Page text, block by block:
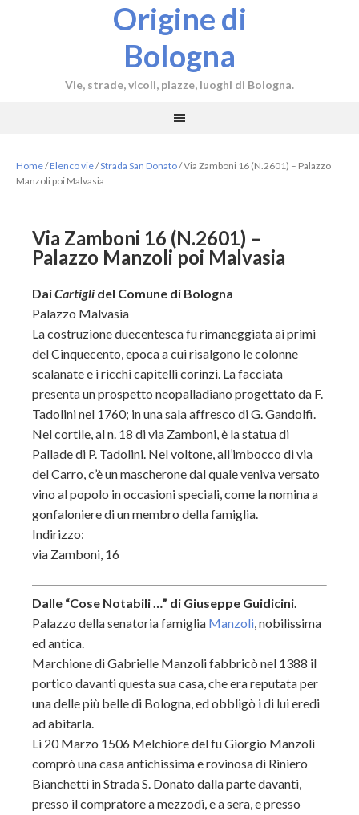
Origine di
Bologna
Vie, strade, vicoli, piazze, luoghi di Bologna.
Home/Elenco vie/Strada San Donato/Via Zamboni 16 (N.2601) – Palazzo
Manzoli poi Malvasia
Via Zamboni 16 (N.2601) –
Palazzo Manzoli poi Malvasia
DaiCartigli del Comune di Bologna
Palazzo Malvasia
La costruzione duecentesca fu rimaneggiata ai primi
del Cinquecento, epoca a cui risalgono le colonne
scalanate e i ricchi capitelli corinzi. La facciata
presenta un prospetto neopalladiano progettato da F.
Tadolini nel 1760; in una sala affresco di G. Gandolfi.
Nel cortile, al n. 18 di via Zamboni, è la statua di
Pallade di P. Tadolini. Nel voltone, all’imbocco di via
del Carro, c’è un mascherone dal quale veniva versato
vino al popolo in occasioni speciali, come la nomina a
gonfaloniere di un membro della famiglia.
Indirizzo:
via Zamboni, 16
Dalle “Cose Notabili …” di Giuseppe Guidicini.
Palazzo della senatoria famiglia Manzoli, nobilissima
ed antica.
Marchione di Gabrielle Manzoli fabbricò nel 1388 il
portico davanti questa sua casa, che era reputata per
una delle più belle di Bologna, ed obbligò i di lui eredi
ad abitarla.
Li 20 Marzo 1506 Melchiore del fu Giorgio Manzoli
comprò una casa antichissima e rovinosa di Riniero
Bianchetti in Strada S. Donato dalla parte davanti,
presso il compratore a mezzodì, e a sera, e presso